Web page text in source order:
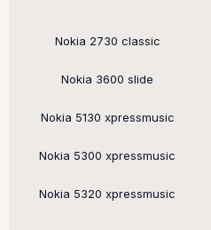
Nokia 2730 classic
Nokia 3600 slide
Nokia 5130 xpressmusic
Nokia 5300 xpressmusic
Nokia 5320 xpressmusic